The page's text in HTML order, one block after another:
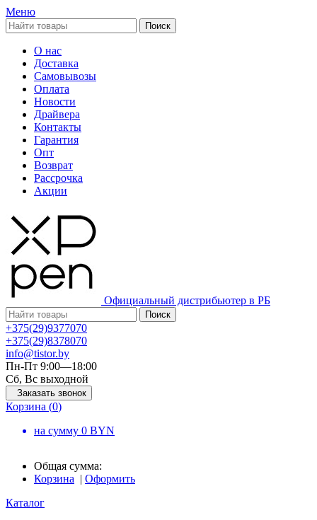
Меню
Поиск
О нас
Доставка
Самовывозы
Оплата
Новости
Драйвера
Контакты
Гарантия
Опт
Возврат
Рассрочка
Акции
Официальный дистрибьютер в РБ
Поиск
+375(29)9377070
+375(29)8378070
info@tistor.by
Пн-Пт 9:00—18:00
Сб, Вс выходной
Заказать звонок
Корзина (0)
на сумму 0 BYN
Общая сумма:
Корзина | Оформить
Каталог